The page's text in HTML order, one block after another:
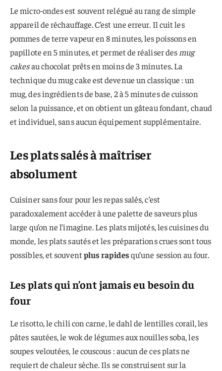
Le micro-ondes est souvent relégué au rang de simple
appareil de réchauffage. C’est une erreur. Il cuit les
pommes de terre vapeur en 8 minutes, les poissons en
papillote en 5 minutes, et permet de réaliser des mug
cakesau chocolat prêts en moins de 3 minutes. La
technique du mug cake est devenue un classique : un
mug, des ingrédients de base, 2 à 5 minutes de cuisson
selon la puissance, et on obtient un gâteau fondant, chaud
et individuel, sans aucun équipement supplémentaire.
Les plats salés à maîtriser
absolument
Cuisiner sans four pour les repas salés, c’est
paradoxalement accéder à une palette de saveurs plus
large qu’on ne l’imagine. Les plats mijotés, les cuisines du
monde, les plats sautés et les préparations crues sont tous
possibles, et souventplus rapidesqu’une session au four.
Les plats qui n’ont jamais eu besoin du
four
Le risotto, le chili con carne, le dahl de lentilles corail, les
pâtes sautées, le wok de légumes aux nouilles soba, les
soupes veloutées, le couscous : aucun de ces plats ne
requiert de chaleur sèche. Ils se construisent sur la